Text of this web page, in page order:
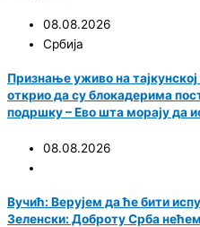
08.08.2026
Србија
Признање уживо на
открио да су блокадерима
подршку – Ево шта морају да
08.08.2026
Вучић: Верујем да ће бити
Зеленски: Доброту Срба